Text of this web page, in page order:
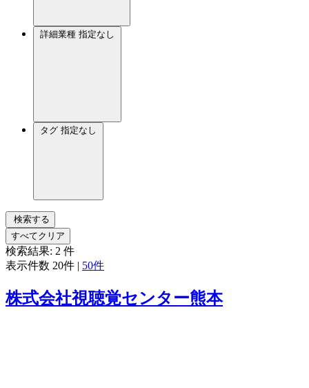
詳細業種 指定なし
タグ 指定なし
検索する
すべてクリア
検索結果: 2 件
表示件数 20件 | 50件
株式会社視聴覚センター熊本